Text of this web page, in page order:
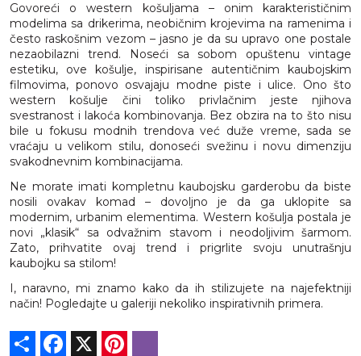
Govoreći o western košuljama – onim karakterističnim
modelima sa drikerima, neobičnim krojevima na ramenima i
često raskošnim vezom – jasno je da su upravo one postale
nezaobilazni trend. Noseći sa sobom opuštenu vintage
estetiku, ove košulje, inspirisane autentičnim kaubojskim
filmovima, ponovo osvajaju modne piste i ulice. Ono što
western košulje čini toliko privlačnim jeste njihova
svestranost i lakoća kombinovanja. Bez obzira na to što nisu
bile u fokusu modnih trendova već duže vreme, sada se
vraćaju u velikom stilu, donoseći svežinu i novu dimenziju
svakodnevnim kombinacijama.
Ne morate imati kompletnu kaubojsku garderobu da biste
nosili ovakav komad – dovoljno je da ga uklopite sa
modernim, urbanim elementima. Western košulja postala je
novi „klasik“ sa odvažnim stavom i neodoljivim šarmom.
Zato, prihvatite ovaj trend i prigrlite svoju unutrašnju
kaubojku sa stilom!
I, naravno, mi znamo kako da ih stilizujete na najefektniji
način! Pogledajte u galeriji nekoliko inspirativnih primera.
Share Facebook